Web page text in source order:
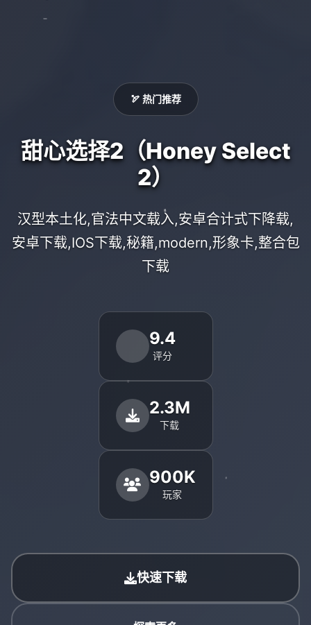
🏹 热门推荐
甜心选择2（Honey Select
2）
汉型本土化,官法中文载入,安卓合计式下降载,
安卓下载,IOS下载,秘籍,modern,形象卡,整合包
下载
9.4
评分
2.3M
下载
900K
玩家
快速下载